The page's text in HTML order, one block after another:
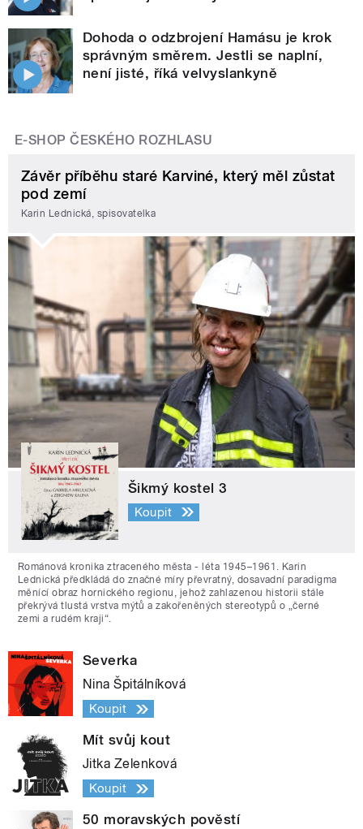
Dohoda o odzbrojení Hamásu je krok
správným směrem. Jestli se naplní,
není jisté, říká velvyslankyně
E-SHOP ČESKÉHO ROZHLASU
Závěr příběhu staré Karviné, který měl zůstat
pod zemí
Karin Lednická, spisovatelka
Šikmý kostel 3
Koupit
Románová kronika ztraceného města - léta 1945–1961. Karin
Lednická předkládá do značné míry převratný, dosavadní paradigma
měnící obraz hornického regionu, jehož zahlazenou historii stále
překrývá tlustá vrstva mýtů a zakořeněných stereotypů o „černé
zemi a rudém kraji“.
Severka
Nina Špitálníková
Koupit
Mít svůj kout
Jitka Zelenková
Koupit
50 moravských pověstí